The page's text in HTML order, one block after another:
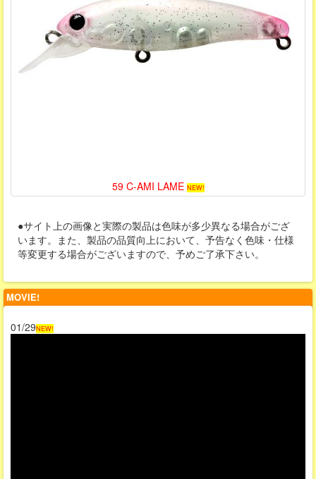
59 C-AMI LAME NEW!
●サイト上の画像と実際の製品は色味が多少異なる場合がござ
います。また、製品の品質向上において、予告なく色味・仕様
等変更する場合がございますので、予めご了承下さい。
MOVIE!
01/29NEW!